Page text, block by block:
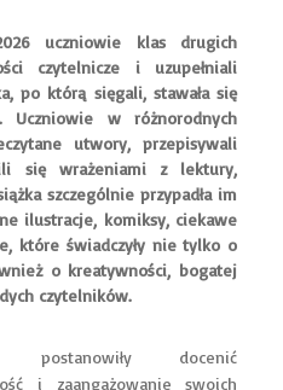
uczniowie klas drugich
czytelnicze i uzupełniali
po którą sięgali, stawała się
Uczniowie w różnorodnych
utwory, przepisywali
się wrażeniami z lektury,
szczególnie przypadła im
ilustracje, komiksy, ciekawe
które świadczyły nie tylko o
o kreatywności, bogatej
czytelników.
postanowiły docenić
i zaangażowanie swoich